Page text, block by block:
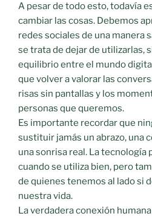
A pesar de todo esto, todavía
cambiar las cosas. Debemos
redes sociales de una manera
se trata de dejar de utilizarlas,
equilibrio entre el mundo
que volver a valorar las
risas sin pantallas y los
personas que queremos.
Es importante recordar que
sustituir jamás un abrazo, una
una sonrisa real. La tecnología
cuando se utiliza bien, pero
de quienes tenemos al lado si
nuestra vida.
La verdadera conexión